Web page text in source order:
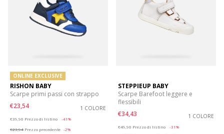
ONLINE EXCLUSIVE
RISHON BABY
Scarpe primi passi con strappo
€23,54
1 COLORE
€39,90 Prezzo di listino
-41%
€23,94 Prezzo precedente -2%
STEPPIEUP BABY
Scarpe Barefoot leggere e
flessibili
€34,43
1 COLORE
€49,90 Prezzo di listino
-31%